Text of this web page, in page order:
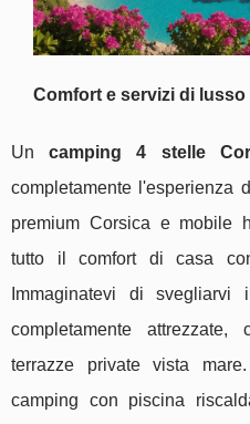
Comfort e servizi di lusso
Uncamping 4 stelle
completamente l'esperienza
premium Corsica e mobile
tutto il comfort di casa
Immaginatevi di
completamente
terrazze private vista
camping con piscina